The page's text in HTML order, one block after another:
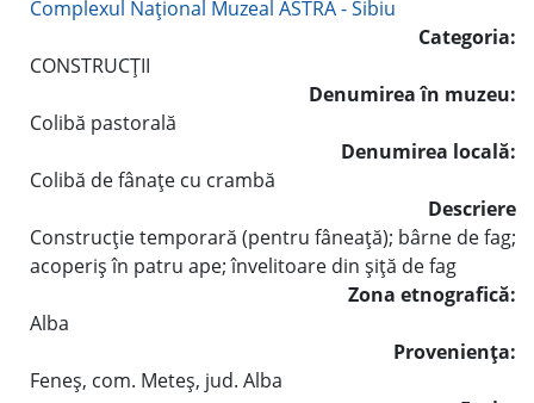
Complexul Naţional Muzeal ASTRA - Sibiu
Categoria:
CONSTRUCŢII
Denumirea în muzeu:
Colibă pastorală
Denumirea locală:
Colibă de fânaţe cu crambă
Descriere
Construcţie temporară (pentru fâneaţă); bârne de fag;
acoperiş în patru ape; învelitoare din şiţă de fag
Zona etnografică:
Alba
Provenienţa:
Feneş, com. Meteş, jud. Alba